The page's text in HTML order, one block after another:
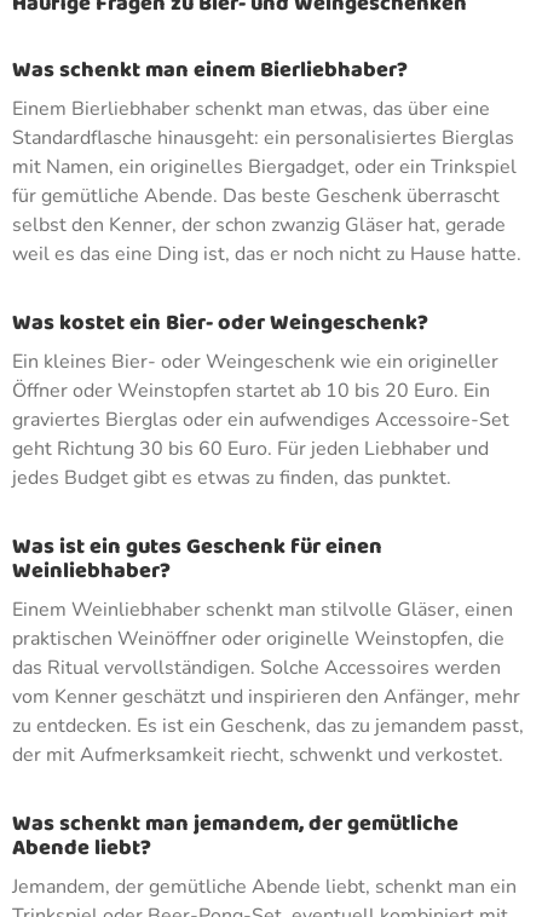
Was schenkt man einem Bierliebhaber?
Einem Bierliebhaber schenkt man etwas, das über eine
Standardflasche hinausgeht: ein personalisiertes Bierglas
mit Namen, ein originelles Biergadget, oder ein Trinkspiel
für gemütliche Abende. Das beste Geschenk überrascht
selbst den Kenner, der schon zwanzig Gläser hat, gerade
weil es das eine Ding ist, das er noch nicht zu Hause hatte.
Was kostet ein Bier- oder Weingeschenk?
Ein kleines Bier- oder Weingeschenk wie ein origineller
Öffner oder Weinstopfen startet ab 10 bis 20 Euro. Ein
graviertes Bierglas oder ein aufwendiges Accessoire-Set
geht Richtung 30 bis 60 Euro. Für jeden Liebhaber und
jedes Budget gibt es etwas zu finden, das punktet.
Was ist ein gutes Geschenk für einen
Weinliebhaber?
Einem Weinliebhaber schenkt man stilvolle Gläser, einen
praktischen Weinöffner oder originelle Weinstopfen, die
das Ritual vervollständigen. Solche Accessoires werden
vom Kenner geschätzt und inspirieren den Anfänger, mehr
zu entdecken. Es ist ein Geschenk, das zu jemandem passt,
der mit Aufmerksamkeit riecht, schwenkt und verkostet.
Was schenkt man jemandem, der gemütliche
Abende liebt?
Jemandem, der gemütliche Abende liebt, schenkt man ein